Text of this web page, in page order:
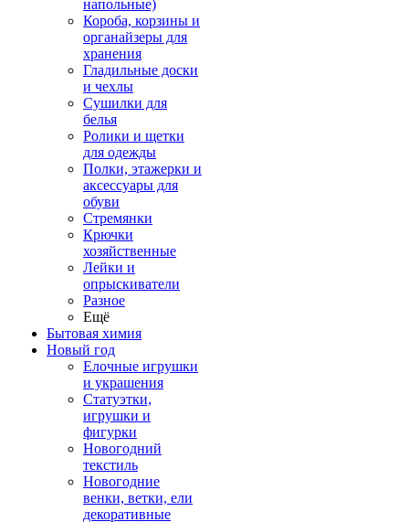
напольные)
Короба, корзины и
органайзеры для
хранения
Гладильные доски
и чехлы
Сушилки для
белья
Ролики и щетки
для одежды
Полки, этажерки и
аксессуары для
обуви
Стремянки
Крючки
хозяйственные
Лейки и
опрыскиватели
Разное
Ещё
Бытовая химия
Новый год
Елочные игрушки
и украшения
Статуэтки,
игрушки и
фигурки
Новогодний
текстиль
Новогодние
венки, ветки, ели
декоративные